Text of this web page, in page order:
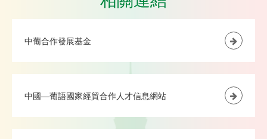
中葡合作發展基金
中國—葡語國家經貿合作人才信息網站